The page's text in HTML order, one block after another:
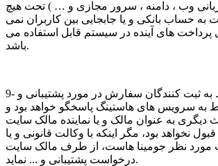
وب ، دامنه ، سرور مجازی و … ) تحت هیچ
حساب بانکی و یا جابجایی بین کاربران نمی
پرداخت های آینده در سیستم قابل استفاده می
باشد.
9- جومینا هاست فقط به ثبت کنندگان سفارش در مورد پشتیبانی و
به سرویس های هاستینگ پاسخگو خواهد بود و
به عنوان مالک و یا نماینده مالک سایت
نخواهد بود، مگر اینکه با وکالت قانونی و یا
مورد نظر جومینا هاست، از طرف مالک سایت
درخواست پشتیبانی و ... نماید.